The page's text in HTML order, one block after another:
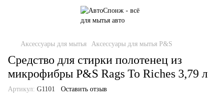
Аксессуары для мытья Аксессуары для мытья P&S
Средство для стирки полотенец из
микрофибры P&S Rags To Riches 3,79 л
Артикул: G1101 Оставить отзыв